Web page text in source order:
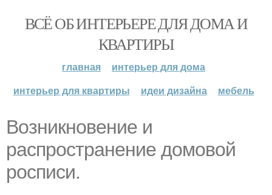
ВСЁ ОБ ИНТЕРЬЕРЕ ДЛЯ ДОМА И
КВАРТИРЫ
главная
интерьер для дома
интерьер для квартиры
идеи дизайна мебель
Возникновение и
распространение домовой
росписи.